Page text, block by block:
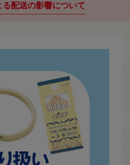
る配送の影響について